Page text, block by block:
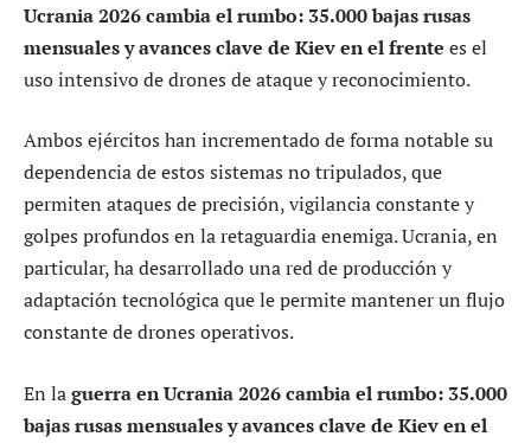
Ucrania 2026 cambia el rumbo: 35.000 bajas rusas
mensuales y avances clave de Kiev en el frente es el
uso intensivo de drones de ataque y reconocimiento.
Ambos ejércitos han incrementado de forma notable su
dependencia de estos sistemas no tripulados, que
permiten ataques de precisión, vigilancia constante y
golpes profundos en la retaguardia enemiga. Ucrania, en
particular, ha desarrollado una red de producción y
adaptación tecnológica que le permite mantener un flujo
constante de drones operativos.
En laguerra en Ucrania 2026 cambia el rumbo: 35.000
bajas rusas mensuales y avances clave de Kiev en el